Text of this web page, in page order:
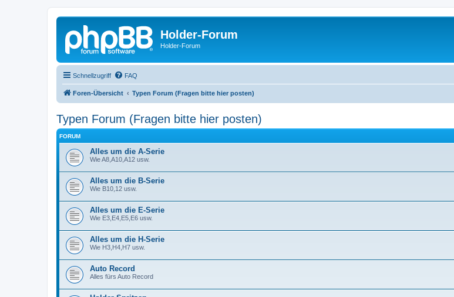
Holder-Forum
Holder-Forum
Schnellzugriff FAQ
Foren-Übersicht Typen Forum (Fragen bitte hier posten)
Typen Forum (Fragen bitte hier posten)
FORUM
Alles um die A-Serie
Wie A8,A10,A12 usw.
Alles um die B-Serie
Wie B10,12 usw.
Alles um die E-Serie
Wie E3,E4,E5,E6 usw.
Alles um die H-Serie
Wie H3,H4,H7 usw.
Auto Record
Alles fürs Auto Record